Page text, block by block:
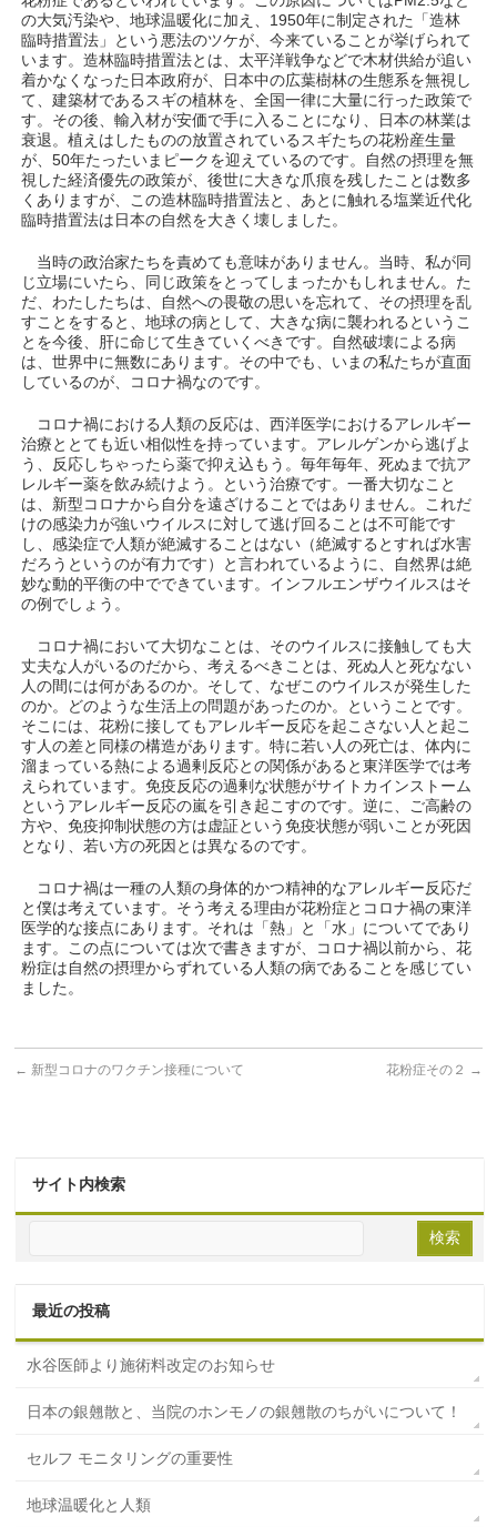
の大気汚染や、地球温暖化に加え、1950年に制定された「造林
臨時措置法」という悪法のツケが、今来ていることが挙げられて
います。造林臨時措置法とは、太平洋戦争などで木材供給が追い
着かなくなった日本政府が、日本中の広葉樹林の生態系を無視し
て、建築材であるスギの植林を、全国一律に大量に行った政策で
す。その後、輸入材が安価で手に入ることになり、日本の林業は
衰退。植えはしたものの放置されているスギたちの花粉産生量
が、50年たったいまピークを迎えているのです。自然の摂理を無
視した経済優先の政策が、後世に大きな爪痕を残したことは数多
くありますが、この造林臨時措置法と、あとに触れる塩業近代化
臨時措置法は日本の自然を大きく壊しました。
当時の政治家たちを責めても意味がありません。当時、私が同
じ立場にいたら、同じ政策をとってしまったかもしれません。た
だ、わたしたちは、自然への畏敬の思いを忘れて、その摂理を乱
すことをすると、地球の病として、大きな病に襲われるというこ
とを今後、肝に命じて生きていくべきです。自然破壊による病
は、世界中に無数にあります。その中でも、いまの私たちが直面
しているのが、コロナ禍なのです。
コロナ禍における人類の反応は、西洋医学におけるアレルギー
治療ととても近い相似性を持っています。アレルゲンから逃げよ
う、反応しちゃったら薬で抑え込もう。毎年毎年、死ぬまで抗ア
レルギー薬を飲み続けよう。という治療です。一番大切なこと
は、新型コロナから自分を遠ざけることではありません。これだ
けの感染力が強いウイルスに対して逃げ回ることは不可能です
し、感染症で人類が絶滅することはない（絶滅するとすれば水害
だろうというのが有力です）と言われているように、自然界は絶
妙な動的平衡の中でできています。インフルエンザウイルスはそ
の例でしょう。
コロナ禍において大切なことは、そのウイルスに接触しても大
丈夫な人がいるのだから、考えるべきことは、死ぬ人と死なない
人の間には何があるのか。そして、なぜこのウイルスが発生した
のか。どのような生活上の問題があったのか。ということです。
そこには、花粉に接してもアレルギー反応を起こさない人と起こ
す人の差と同様の構造があります。特に若い人の死亡は、体内に
溜まっている熱による過剰反応との関係があると東洋医学では考
えられています。免疫反応の過剰な状態がサイトカインストーム
というアレルギー反応の嵐を引き起こすのです。逆に、ご高齢の
方や、免疫抑制状態の方は虚証という免疫状態が弱いことが死因
となり、若い方の死因とは異なるのです。
コロナ禍は一種の人類の身体的かつ精神的なアレルギー反応だ
と僕は考えています。そう考える理由が花粉症とコロナ禍の東洋
医学的な接点にあります。それは「熱」と「水」についてであり
ます。この点については次で書きますが、コロナ禍以前から、花
粉症は自然の摂理からずれている人類の病であることを感じてい
ました。
← 新型コロナのワクチン接種について 花粉症その２ →
サイト内検索
最近の投稿
水谷医師より施術料改定のお知らせ
日本の銀翹散と、当院のホンモノの銀翹散のちがいについて！
セルフ モニタリングの重要性
地球温暖化と人類